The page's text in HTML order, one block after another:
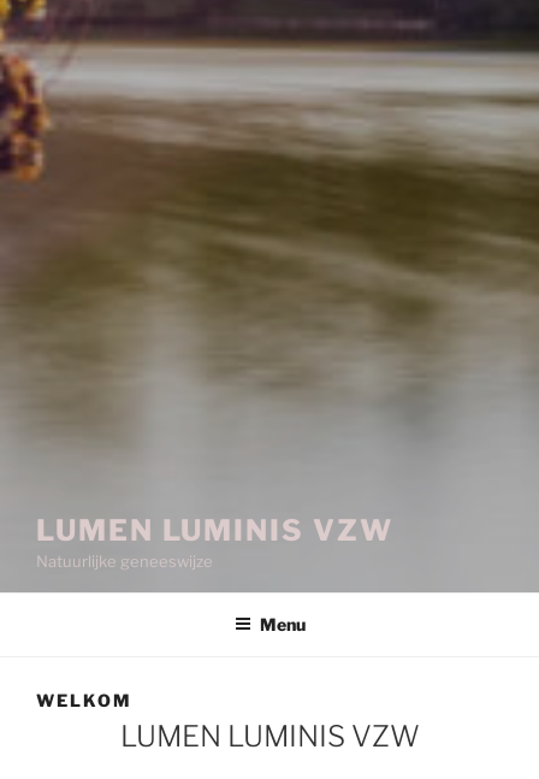
LUMEN LUMINIS VZW
Natuurlijke geneeswijze
Menu
WELKOM
LUMEN LUMINIS VZW